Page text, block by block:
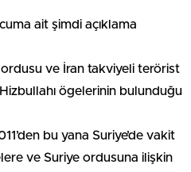
ait şimdi açıklama
ve İran takviyeli terörist
ögelerinin bulunduğu
bu yana Suriye’de vakit
ve Suriye ordusuna ilişkin